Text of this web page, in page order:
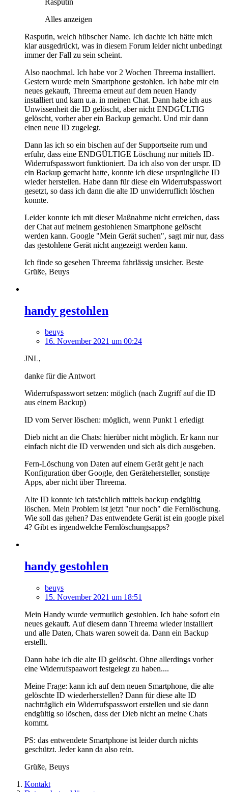
Alles anzeigen
Rasputin, welch hübscher Name. Ich dachte ich hätte mich
klar ausgedrückt, was in diesem Forum leider nicht unbedingt
immer der Fall zu sein scheint.
Also naochmal. Ich habe vor 2 Wochen Threema installiert.
Gestern wurde mein Smartphone gestohlen. Ich habe mir ein
neues gekauft, Threema erneut auf dem neuen Handy
installiert und kam u.a. in meinen Chat. Dann habe ich aus
Unwissenheit die ID gelöscht, aber nicht ENDGÜLTIG
gelöscht, vorher aber ein Backup gemacht. Und mir dann
einen neue ID zugelegt.
Dann las ich so ein bischen auf der Supportseite rum und
erfuhr, dass eine ENDGÜLTIGE Löschung nur mittels ID-
Widerrufspasswort funktioniert. Da ich also von der urspr. ID
ein Backup gemacht hatte, konnte ich diese ursprüngliche ID
wieder herstellen. Habe dann für diese ein Widerrufspasswort
gesetzt, so dass ich dann die alte ID unwiderruflich löschen
konnte.
Leider konnte ich mit dieser Maßnahme nicht erreichen, dass
der Chat auf meinem gestohlenen Smartphone gelöscht
werden kann. Google "Mein Gerät suchen", sagt mir nur, dass
das gestohlene Gerät nicht angezeigt werden kann.
Ich finde so gesehen Threema fahrlässig unsicher. Beste
Grüße, Beuys
handy gestohlen
beuys
16. November 2021 um 00:24
JNL,
danke für die Antwort
Widerrufspasswort setzen: möglich (nach Zugriff auf die ID
aus einem Backup)
ID vom Server löschen: möglich, wenn Punkt 1 erledigt
Dieb nicht an die Chats: hierüber nicht möglich. Er kann nur
einfach nicht die ID verwenden und sich als dich ausgeben.
Fern-Löschung von Daten auf einem Gerät geht je nach
Konfiguration über Google, den Gerätehersteller, sonstige
Apps, aber nicht über Threema.
Alte ID konnte ich tatsächlich mittels backup endgültig
löschen. Mein Problem ist jetzt "nur noch" die Fernlöschung.
Wie soll das gehen? Das entwendete Gerät ist ein google pixel
4? Gibt es irgendwelche Fernlöschungsapps?
handy gestohlen
beuys
15. November 2021 um 18:51
Mein Handy wurde vermutlich gestohlen. Ich habe sofort ein
neues gekauft. Auf diesem dann Threema wieder installiert
und alle Daten, Chats waren soweit da. Dann ein Backup
erstellt.
Dann habe ich die alte ID gelöscht. Ohne allerdings vorher
eine Widerrufspaawort festgelegt zu haben....
Meine Frage: kann ich auf dem neuen Smartphone, die alte
gelöschte ID wiederherstellen? Dann für diese alte ID
nachträglich ein Widerrufspasswort erstellen und sie dann
endgültig so löschen, dass der Dieb nicht an meine Chats
kommt.
PS: das entwendete Smartphone ist leider durch nichts
geschützt. Jeder kann da also rein.
Grüße, Beuys
Kontakt